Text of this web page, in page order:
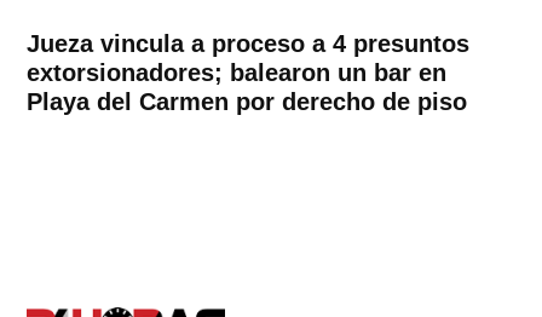
Jueza vincula a proceso a 4 presuntos
extorsionadores; balearon un bar en
Playa del Carmen por derecho de piso